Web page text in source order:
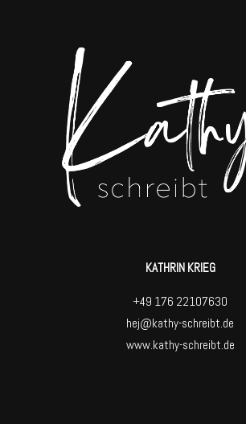
KATHRIN KRIEG
+49 176 22107630
hej@kathy-schreibt.de
www.kathy-schreibt.de